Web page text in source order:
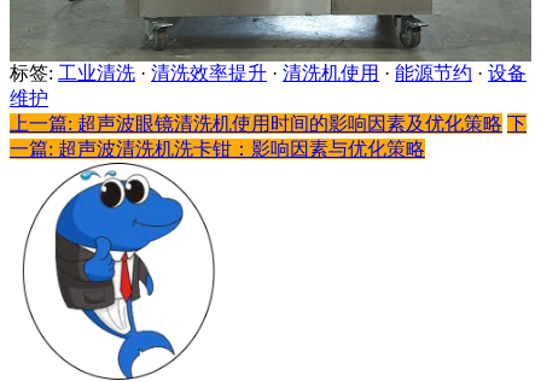
标签: 工业清洗 · 清洗效率提升 · 清洗机使用 · 能源节约 · 设备
维护
上一篇: 超声波眼镜清洗机使用时间的影响因素及优化策略 下
一篇: 超声波清洗机洗卡钳：影响因素与优化策略